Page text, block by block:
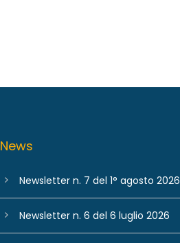
News
Newsletter n. 7 del 1° agosto 2026
Newsletter n. 6 del 6 luglio 2026